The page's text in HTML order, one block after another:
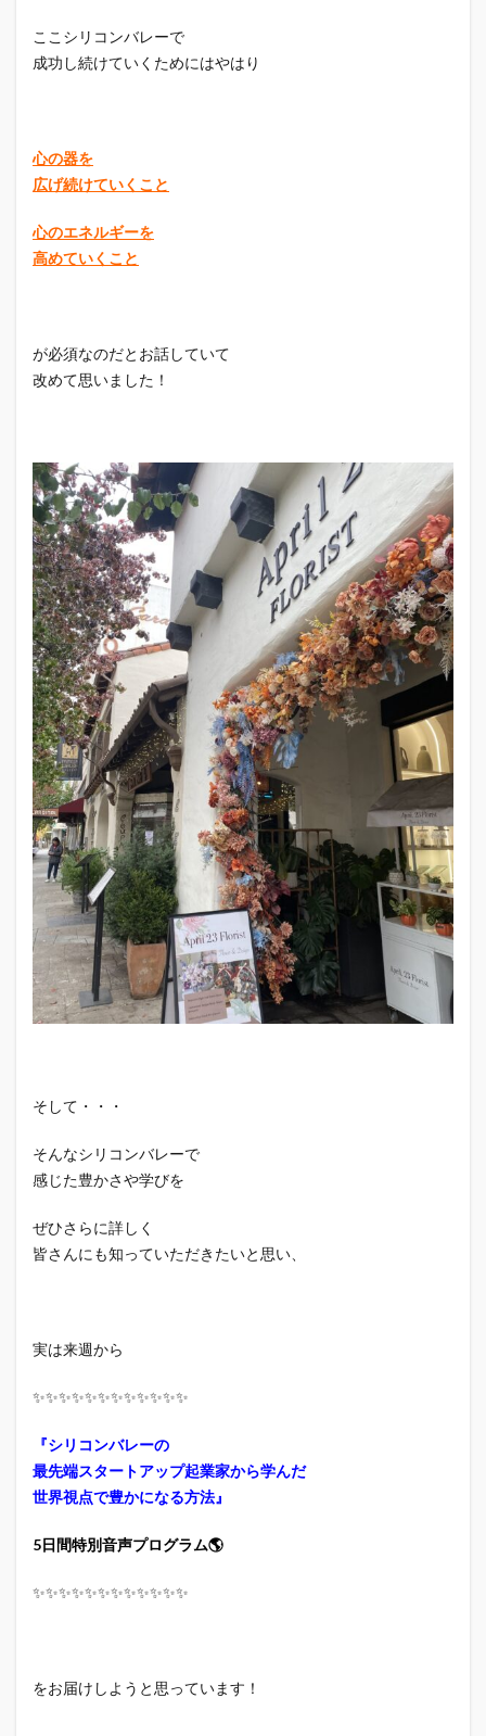
ここシリコンバレーで
成功し続けていくためにはやはり
心の器を
広げ続けていくこと
心のエネルギーを
高めていくこと
が必須なのだとお話していて
改めて思いました！
そして・・・
そんなシリコンバレーで
感じた豊かさや学びを
ぜひさらに詳しく
皆さんにも知っていただきたいと思い、
実は来週から
✨✨✨✨✨✨✨✨✨✨✨✨
『シリコンバレーの
最先端スタートアップ起業家から学んだ
世界視点で豊かになる方法』
5日間特別音声プログラム🌎
✨✨✨✨✨✨✨✨✨✨✨✨
をお届けしようと思っています！